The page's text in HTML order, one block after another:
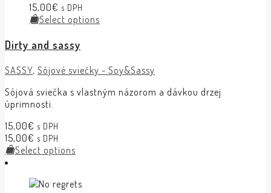
15,00€ s DPH
Select options
Dirty and sassy
SASSY, Sójové sviečky - Soy&Sassy
Sójová sviečka s vlastným názorom a dávkou drzej
úprimnosti.
15,00€ s DPH
15,00€ s DPH
Select options